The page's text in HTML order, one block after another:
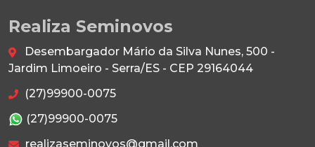
Realiza Seminovos
Desembargador Mário da Silva Nunes, 500 -
Jardim Limoeiro - Serra/ES - CEP 29164044
(27)99900-0075
(27)99900-0075
realizaseminovos@gmail.com